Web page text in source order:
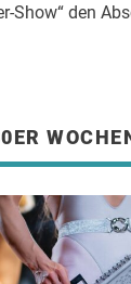
Show“ den